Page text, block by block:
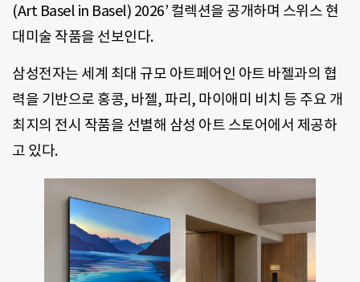
(Art Basel in Basel) 2026’ 컬렉션을 공개하며 스위스 현
대미술 작품을 선보인다.
삼성전자는 세계 최대 규모 아트페어인 아트 바젤과의 협
력을 기반으로 홍콩, 바젤, 파리, 마이애미 비치 등 주요 개
최지의 전시 작품을 선별해 삼성 아트 스토어에서 제공하
고 있다.